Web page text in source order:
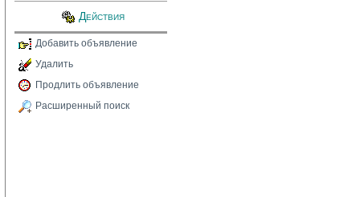
Действия
Добавить объявление
Удалить
Продлить объявление
Расширенный поиск